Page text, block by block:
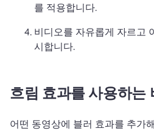
를 적용합니다.
비디오를 자유롭게 자르고
시합니다.
흐림 효과를 사용하는
어떤 동영상에 블러 효과를 추가